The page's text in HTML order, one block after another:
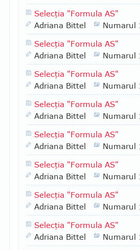
Selecţia "Formula AS"
Adriana Bittel
Numarul
Selecţia "Formula AS"
Adriana Bittel
Numarul
Selecţia "Formula AS"
Adriana Bittel
Numarul
Selecţia "Formula AS"
Adriana Bittel
Numarul
Selecţia "Formula AS"
Adriana Bittel
Numarul
Selecţia "Formula AS"
Adriana Bittel
Numarul
Selecţia "Formula AS"
Adriana Bittel
Numarul
Selecţia "Formula AS"
Adriana Bittel
Numarul